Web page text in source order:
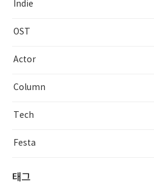
Indie
OST
Actor
Column
Tech
Festa
태그